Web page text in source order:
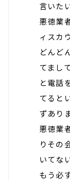
言いた
悪徳業
ィスカ
どんど
てまし
と電話
てると
ずあり
悪徳業
りその
いてな
もう必